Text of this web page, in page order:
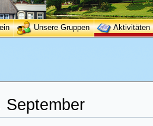
Unsere Gruppen Aktivitäten
September